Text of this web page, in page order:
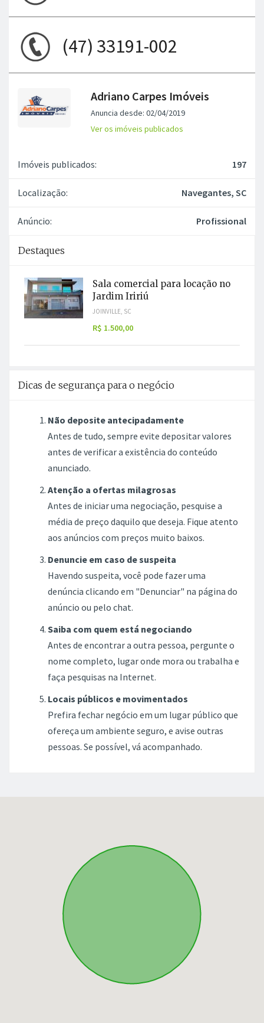
(47) 33191-002
Adriano Carpes Imóveis
Anuncia desde: 02/04/2019
Ver os imóveis publicados
Imóveis publicados: 197
Localização: Navegantes, SC
Anúncio: Profissional
Destaques
Sala comercial para locação no
Jardim Iririú
JOINVILLE, SC
R$ 1.500,00
Dicas de segurança para o negócio
Não deposite antecipadamente
Antes de tudo, sempre evite depositar valores
antes de verificar a existência do conteúdo
anunciado.
Atenção a ofertas milagrosas
Antes de iniciar uma negociação, pesquise a
média de preço daquilo que deseja. Fique atento
aos anúncios com preços muito baixos.
Denuncie em caso de suspeita
Havendo suspeita, você pode fazer uma
denúncia clicando em "Denunciar" na página do
anúncio ou pelo chat.
Saiba com quem está negociando
Antes de encontrar a outra pessoa, pergunte o
nome completo, lugar onde mora ou trabalha e
faça pesquisas na Internet.
Locais públicos e movimentados
Prefira fechar negócio em um lugar público que
ofereça um ambiente seguro, e avise outras
pessoas. Se possível, vá acompanhado.